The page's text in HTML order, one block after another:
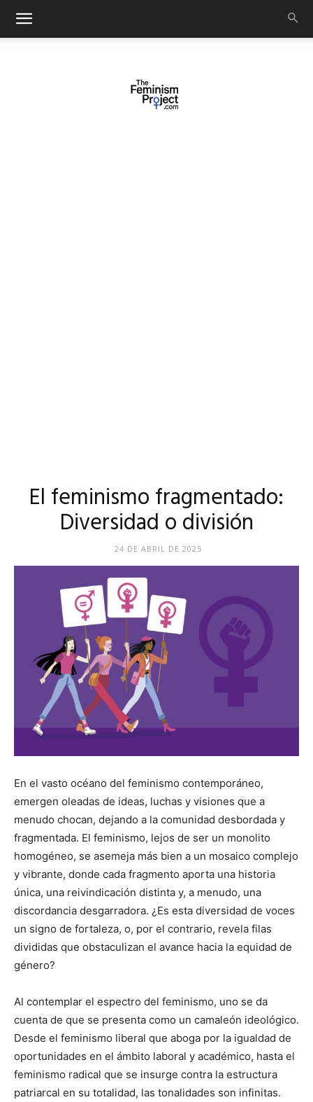
El feminismo fragmentado:
Diversidad o división
24 DE ABRIL DE 2025
En el vasto océano del feminismo contemporáneo,
emergen oleadas de ideas, luchas y visiones que a
menudo chocan, dejando a la comunidad desbordada y
fragmentada. El feminismo, lejos de ser un monolito
homogéneo, se asemeja más bien a un mosaico complejo
y vibrante, donde cada fragmento aporta una historia
única, una reivindicación distinta y, a menudo, una
discordancia desgarradora. ¿Es esta diversidad de voces
un signo de fortaleza, o, por el contrario, revela filas
divididas que obstaculizan el avance hacia la equidad de
género?
Al contemplar el espectro del feminismo, uno se da
cuenta de que se presenta como un camaleón ideológico.
Desde el feminismo liberal que aboga por la igualdad de
oportunidades en el ámbito laboral y académico, hasta el
feminismo radical que se insurge contra la estructura
patriarcal en su totalidad, las tonalidades son infinitas.